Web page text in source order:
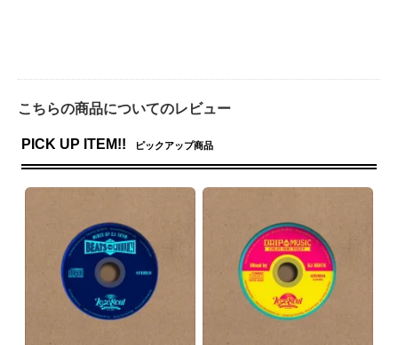
こちらの商品についてのレビュー
PICK UP ITEM!! ピックアップ商品